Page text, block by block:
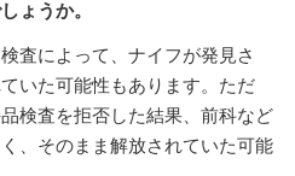
ょうか。
査によって、ナイフが発見さ
いた可能性もあります。ただ
検査を拒否した結果、前科など
、そのまま解放されていた可能